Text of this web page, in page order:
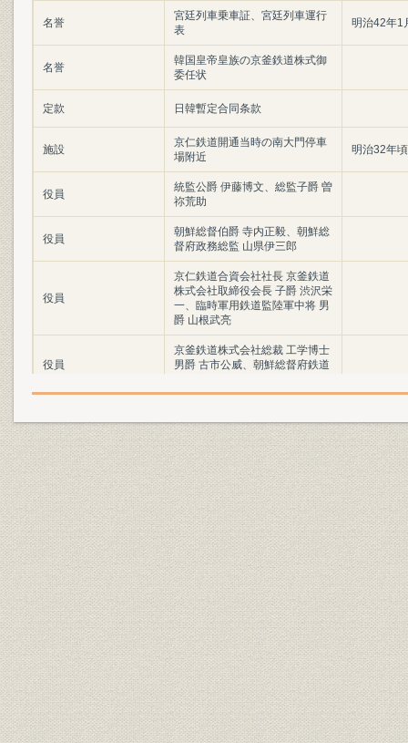
名誉
宮廷列車乗車証、宮廷列車運行
表
明治42年1
名誉
韓国皇帝皇族の京釜鉄道株式御
委任状
定款 日韓暫定合同条款
施設
京仁鉄道開通当時の南大門停車
場附近
明治32年頃
役員
統監公爵 伊藤博文、総監子爵 曽
祢荒助
役員
朝鮮総督伯爵 寺内正毅、朝鮮総
督府政務総監 山県伊三郎
役員
京仁鉄道合資会社社長 京釜鉄道
株式会社取締役会長 子爵 渋沢栄
一、臨時軍用鉄道監陸軍中将 男
爵 山根武亮
役員
京釜鉄道株式会社総裁 工学博士
男爵 古市公威、朝鮮総督府鉄道
官 男爵 田健治郎
役員
大江卓、大三輪長兵衛、竹内
綱、男爵尾崎三良
技術
京釜鉄道技師 久野知義、京釜鉄
道技師長 笠井愛次郎、京釜鉄道
技師 岡村初之助、京釜鉄道技師
稲垣甚
韓国駐剳日本全権公使 男爵 林権
助、韓国駐剳日本全権公使 加藤
増雄
施設
京仁鉄道設計図(米国人モールス
が最初に計画せるもの)
施設
京仁鉄道設計図(米国人モールス
が最初に計画せるもの)
施設;催し
朝鮮に於て最初に組立てたる機
関車(京仁鉄道)、京仁鉄道開通
明治33年